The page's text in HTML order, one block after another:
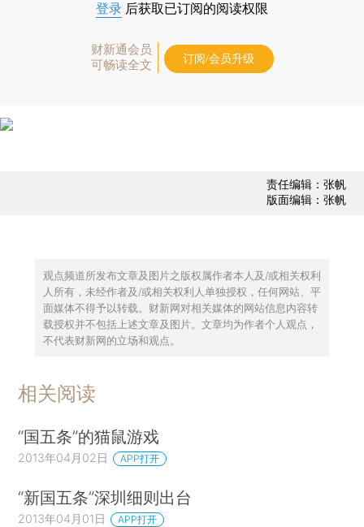
登录 后获取已订阅的阅读权限
财新通会员
可畅读全文
订阅/会员升级
责任编辑：张帆
版面编辑：张帆
观点频道所发布文章及图片之版权属作者本人及/或相关权利
人所有，未经作者及/或相关权利人单独授权，任何网站、平
面媒体不得予以转载。财新网对相关媒体的网站信息内容转
载授权并不包括上述文章及图片。文章均为作者个人观点，
不代表财新网的立场和观点。
相关阅读
“国五条”的猫鼠游戏
2013年04月02日 APP打开
“新国五条”深圳细则出台
2013年04月01日 APP打开